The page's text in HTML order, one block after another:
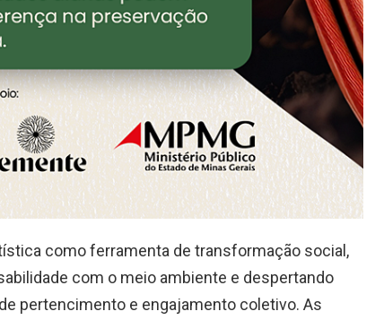
como ferramenta de transformação social,
com o meio ambiente e despertando
pertencimento e engajamento coletivo. As